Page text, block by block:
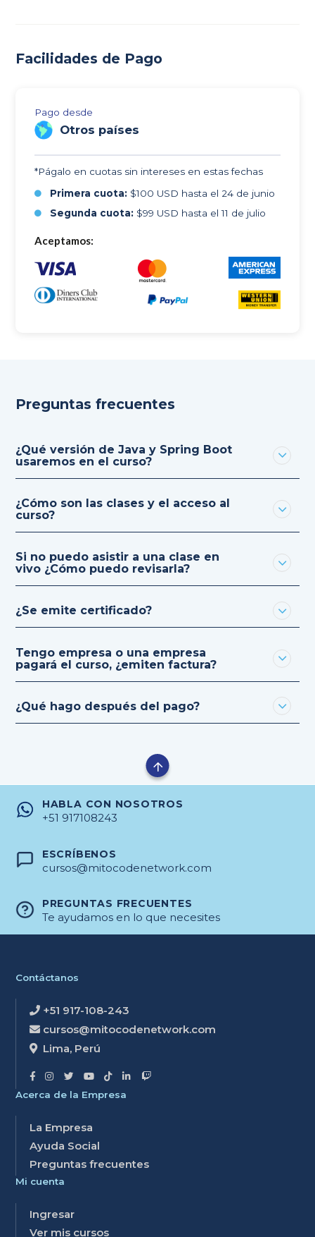
Facilidades de Pago
Pago desde
Otros países
*Págalo en cuotas sin intereses en estas fechas
Primera cuota:$100 USD hasta el 24 de junio
Segunda cuota:$99 USD hasta el 11 de julio
Aceptamos:
Preguntas frecuentes
¿Qué versión de Java y Spring Boot
usaremos en el curso?
¿Cómo son las clases y el acceso al
curso?
Si no puedo asistir a una clase en
vivo ¿Cómo puedo revisarla?
¿Se emite certificado?
Tengo empresa o una empresa
pagará el curso, ¿emiten factura?
¿Qué hago después del pago?
HABLA CON NOSOTROS
+51 917108243
ESCRÍBENOS
cursos@mitocodenetwork.com
PREGUNTAS FRECUENTES
Te ayudamos en lo que necesites
Contáctanos
+51 917-108-243
cursos@mitocodenetwork.com
Lima, Perú
Acerca de la Empresa
La Empresa
Ayuda Social
Preguntas frecuentes
Mi cuenta
Ingresar
Ver mis cursos